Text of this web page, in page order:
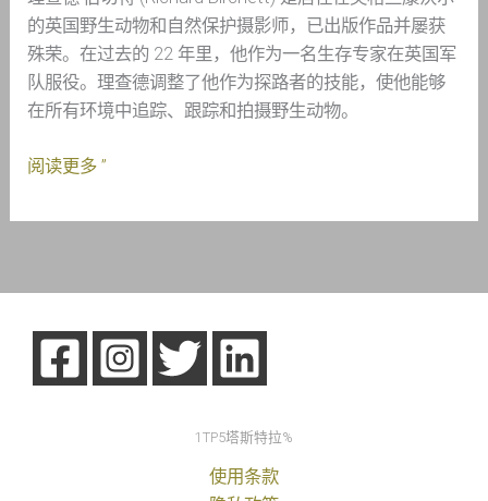
的英国野生动物和自然保护摄影师，已出版作品并屡获
殊荣。在过去的 22 年里，他作为一名生存专家在英国军
队服役。理查德调整了他作为探路者的技能，使他能够
在所有环境中追踪、跟踪和拍摄野生动物。
阅读更多 ”
1TP5塔斯特拉%
使用条款